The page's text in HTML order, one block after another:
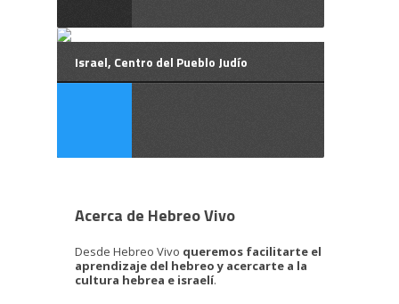
Israel, Centro del Pueblo Judío
Acerca de Hebreo Vivo
Desde Hebreo Vivo queremos facilitarte el
aprendizaje del hebreo y acercarte a la
cultura hebrea e israelí.